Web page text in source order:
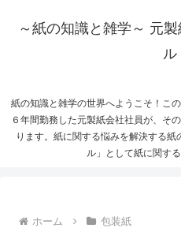
～紙の知識と雑学～ 元
ル
紙の知識と雑学の世界へようこそ！こ
６年間勤務した元製紙会社社員が、そ
ります。紙に関する悩みを解決する
ル」として紙に関す
ホーム 包装紙